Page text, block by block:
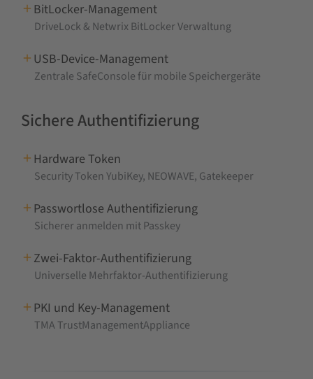
BitLocker-Management
DriveLock & Netwrix BitLocker Verwaltung
USB-Device-Management
Zentrale SafeConsole für mobile Speichergeräte
Sichere Authentifizierung
Hardware Token
Security Token YubiKey, NEOWAVE, Gatekeeper
Passwortlose Authentifizierung
Sicherer anmelden mit Passkey
Zwei-Faktor-Authentifizierung
Universelle Mehrfaktor-Authentifizierung
PKI und Key-Management
TMA TrustManagementAppliance